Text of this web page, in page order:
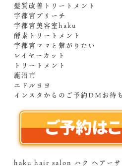
髪質改善トリートメント
宇都宮ブリーチ
宇都宮美容室haku
酵素トリートメント
宇都宮ママと繋がりたい
レイヤーカット
トリートメント
鹿沼市
エドルヨヨ
インスタからのご予約DM️お待
haku hair salon ハク ヘアーサ